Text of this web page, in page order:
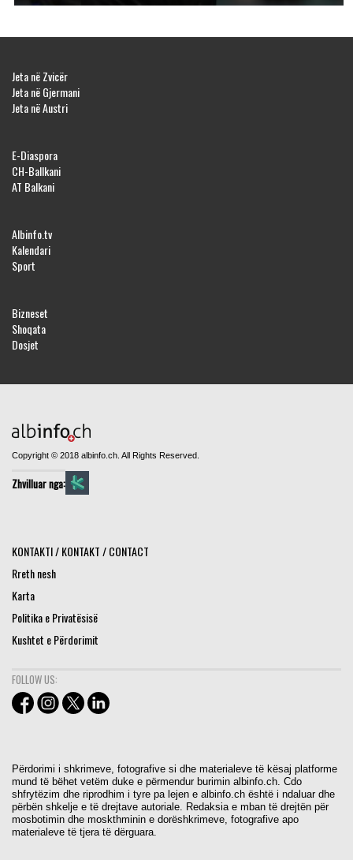
Jeta në Zvicër
Jeta në Gjermani
Jeta në Austri
E-Diaspora
CH-Ballkani
AT Balkani
Albinfo.tv
Kalendari
Sport
Bizneset
Shoqata
Dosjet
Copyright © 2018 albinfo.ch. All Rights Reserved.
Zhvilluar nga:
KONTAKTI / KONTAKT / CONTACT
Rreth nesh
Karta
Politika e Privatësisë
Kushtet e Përdorimit
FOLLOW US:
Përdorimi i shkrimeve, fotografive si dhe materialeve të kësaj platforme
mund të bëhet vetëm duke e përmendur burimin albinfo.ch. Cdo
shfrytëzim dhe riprodhim i tyre pa lejen e albinfo.ch është i ndaluar dhe
përbën shkelje e të drejtave autoriale. Redaksia e mban të drejtën për
mosbotimin dhe moskthminin e dorëshkrimeve, fotografive apo
materialeve të tjera të dërguara.